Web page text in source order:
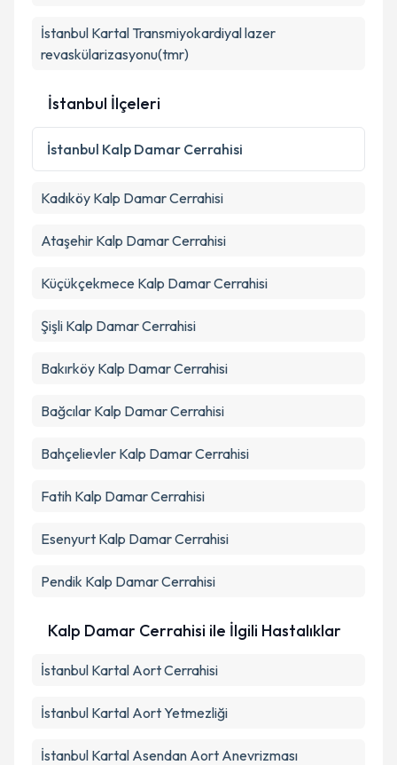
Takvim Talebini Gönder
İstanbul Kartal Transmiyokardiyal lazer
revaskülarizasyonu(tmr)
İstanbul İlçeleri
İstanbul Kalp Damar Cerrahisi
Kadıköy Kalp Damar Cerrahisi
Ataşehir Kalp Damar Cerrahisi
Küçükçekmece Kalp Damar Cerrahisi
Şişli Kalp Damar Cerrahisi
Bakırköy Kalp Damar Cerrahisi
Bağcılar Kalp Damar Cerrahisi
Bahçelievler Kalp Damar Cerrahisi
Fatih Kalp Damar Cerrahisi
Esenyurt Kalp Damar Cerrahisi
Pendik Kalp Damar Cerrahisi
Kalp Damar Cerrahisi ile İlgili Hastalıklar
İstanbul Kartal Aort Cerrahisi
İstanbul Kartal Aort Yetmezliği
İstanbul Kartal Asendan Aort Anevrizması